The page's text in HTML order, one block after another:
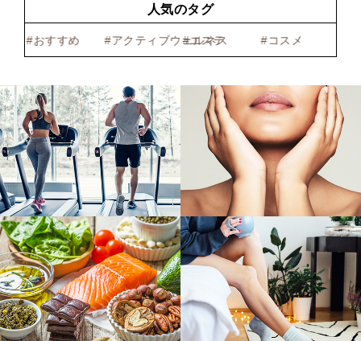
人気のタグ
おすすめ アクティブウェルネス
エステ コスメ